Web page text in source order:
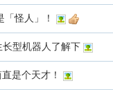
怪人」！
长型机器人了解下
是个天才！